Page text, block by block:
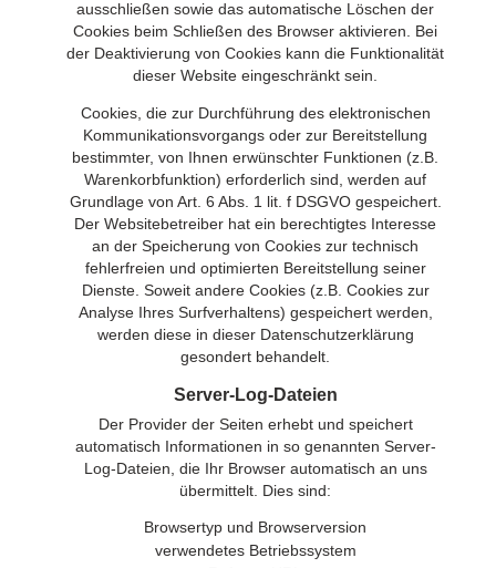
ausschließen sowie das automatische Löschen der
Cookies beim Schließen des Browser aktivieren. Bei
der Deaktivierung von Cookies kann die Funktionalität
dieser Website eingeschränkt sein.
Cookies, die zur Durchführung des elektronischen
Kommunikationsvorgangs oder zur Bereitstellung
bestimmter, von Ihnen erwünschter Funktionen (z.B.
Warenkorbfunktion) erforderlich sind, werden auf
Grundlage von Art. 6 Abs. 1 lit. f DSGVO gespeichert.
Der Websitebetreiber hat ein berechtigtes Interesse
an der Speicherung von Cookies zur technisch
fehlerfreien und optimierten Bereitstellung seiner
Dienste. Soweit andere Cookies (z.B. Cookies zur
Analyse Ihres Surfverhaltens) gespeichert werden,
werden diese in dieser Datenschutzerklärung
gesondert behandelt.
Server-Log-Dateien
Der Provider der Seiten erhebt und speichert
automatisch Informationen in so genannten Server-
Log-Dateien, die Ihr Browser automatisch an uns
übermittelt. Dies sind:
Browsertyp und Browserversion
verwendetes Betriebssystem